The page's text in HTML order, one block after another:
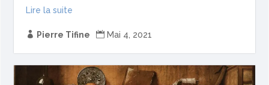
Lire la suite
 Pierre Tifine  Mai 4, 2021